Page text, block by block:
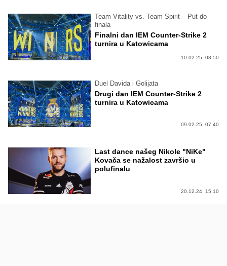
Team Vitality vs. Team Spirit – Put do
finala
Finalni dan IEM Counter-Strike 2
turnira u Katowicama
10.02.25. 08:50
Duel Davida i Golijata
Drugi dan IEM Counter-Strike 2
turnira u Katowicama
09.02.25. 07:40
Last dance našeg Nikole "NiKe"
Kovača se nažalost završio u
polufinalu
20.12.24. 15:10